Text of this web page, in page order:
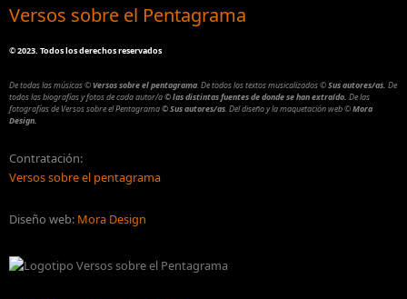
Versos sobre el Pentagrama
©2023. Todos los derechos reservados
De todas las músicas© Versos sobre el pentagrama. De todos los textos musicalizados©Sus autores/as. De
todos las biografías y fotos de cada autor/a© las distintas fuentes de donde se han extraído. De las
fotografías de Versos sobre el Pentagrama© Sus autores/as. Del diseño y la maquetación web©Mora
Design.
Contratación:
Versos sobre el pentagrama
Diseño web: Mora Design